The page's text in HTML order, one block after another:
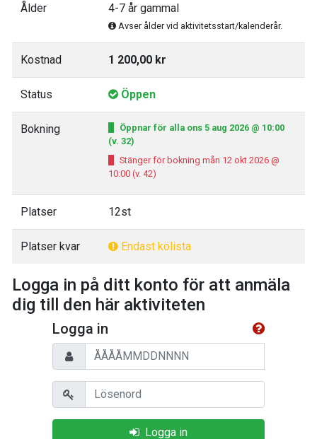
Ålder 4-7 år gammal
Avser ålder vid aktivitetsstart/kalenderår.
Kostnad 1 200,00 kr
Status Öppen
Bokning
Öppnar för alla ons 5 aug 2026 @ 10:00
(v. 32)
Stänger för bokning mån 12 okt 2026 @
10:00 (v. 42)
Platser 12st
Platser kvar Endast kölista
Logga in på ditt konto för att anmäla
dig till den här aktiviteten
Logga in
Personnummer
Lösenord
Logga in